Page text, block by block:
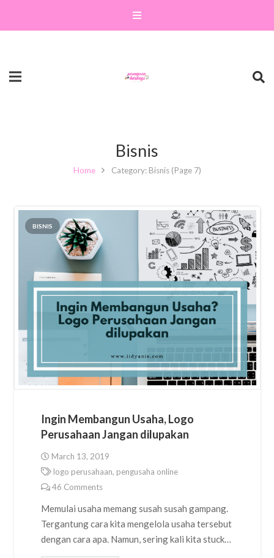
Bisnis
Home Category: Bisnis(Page 7)
BISNIS
Ingin Membangun Usaha, Logo
Perusahaan Jangan dilupakan
March 13, 2019
logo perusahaan, pengusaha online
46 Comments
Memulai usaha memang susah susah gampang.
Tergantung cara kita mengelola usaha tersebut
dengan cara apa. Namun, sering kali kita stuck…